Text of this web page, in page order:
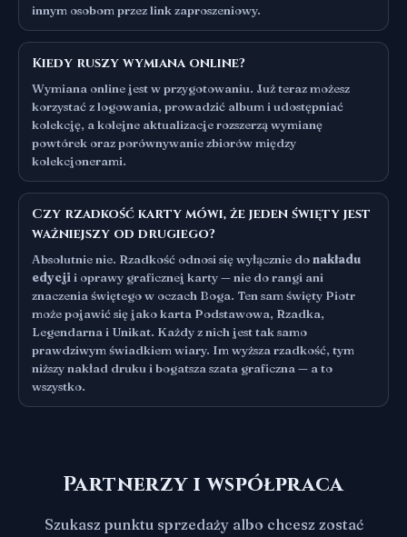
innym osobom przez link zaproszeniowy.
Kiedy ruszy wymiana online?
Wymiana online jest w przygotowaniu. Już teraz możesz
korzystać z logowania, prowadzić album i udostępniać
kolekcję, a kolejne aktualizacje rozszerzą wymianę
powtórek oraz porównywanie zbiorów między
kolekcjonerami.
Czy rzadkość karty mówi, że jeden święty jest
ważniejszy od drugiego?
Absolutnie nie. Rzadkość odnosi się wyłącznie donakładu
edycji i oprawy graficznej karty — nie do rangi ani
znaczenia świętego w oczach Boga. Ten sam święty Piotr
może pojawić się jako karta Podstawowa, Rzadka,
Legendarna i Unikat. Każdy z nich jest tak samo
prawdziwym świadkiem wiary. Im wyższa rzadkość, tym
niższy nakład druku i bogatsza szata graficzna — a to
wszystko.
Partnerzy i współpraca
Szukasz punktu sprzedaży albo chcesz zostać